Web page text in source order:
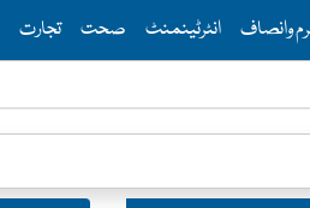
وانصاف انٹرٹینمنٹ صحت تجارت